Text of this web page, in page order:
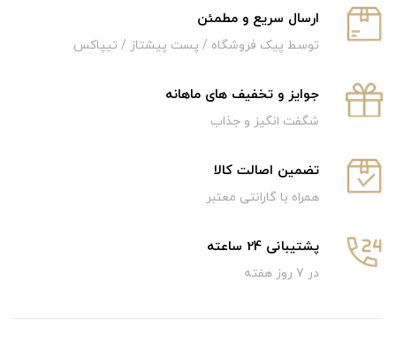
ارسال سریع و‌ مطمئن
توسط پیک فروشگاه / پست پیشتاز / تیپاکس
جوایز و تخفیف های ماهانه
شگفت انگیز و جذاب
تضمین اصالت کالا
همراه با گارانتی معتبر
پشتیبانی 24 ساعته
در 7 روز هفته